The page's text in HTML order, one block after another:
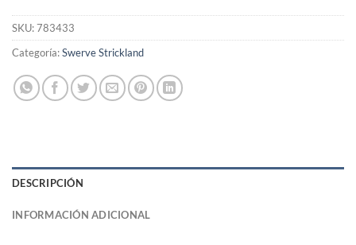
SKU:783433
Categoría:Swerve Strickland
DESCRIPCIÓN
INFORMACIÓN ADICIONAL